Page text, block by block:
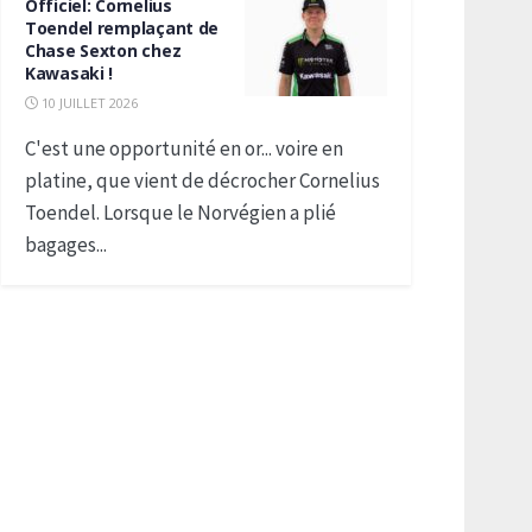
Officiel: Cornelius
Toendel remplaçant de
Chase Sexton chez
Kawasaki !
10 JUILLET 2026
C'est une opportunité en or... voire en
platine, que vient de décrocher Cornelius
Toendel. Lorsque le Norvégien a plié
bagages...